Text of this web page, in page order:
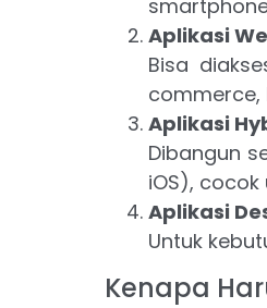
Aplikasi
Bisa
Aplikasi
Dibangun
iOS), cocok
Aplikasi
Untuk
Kenapa